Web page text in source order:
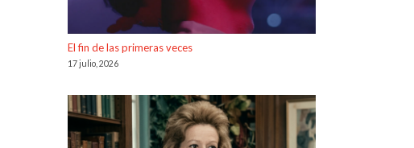
El fin de las primeras veces
17 julio, 2026